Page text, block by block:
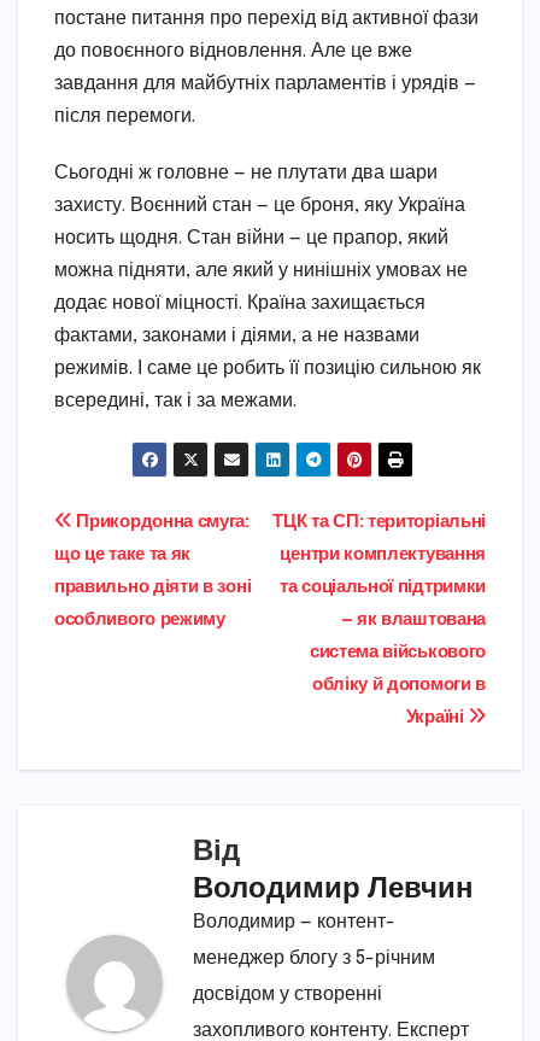
постане питання про перехід від активної фази
до повоєнного відновлення. Але це вже
завдання для майбутніх парламентів і урядів —
після перемоги.
Сьогодні ж головне — не плутати два шари
захисту. Воєнний стан — це броня, яку Україна
носить щодня. Стан війни — це прапор, який
можна підняти, але який у нинішніх умовах не
додає нової міцності. Країна захищається
фактами, законами і діями, а не назвами
режимів. І саме це робить її позицію сильною як
всередині, так і за межами.
Навігація
записів
ТЦК та СП: територіальні
центри комплектування
та соціальної підтримки
— як влаштована
система військового
обліку й допомоги в
Україні
Прикордонна смуга:
що це таке та як
правильно діяти в зоні
особливого режиму
Від
Володимир Левчин
Володимир — контент-
менеджер блогу з 5-річним
досвідом у створенні
захопливого контенту. Експерт